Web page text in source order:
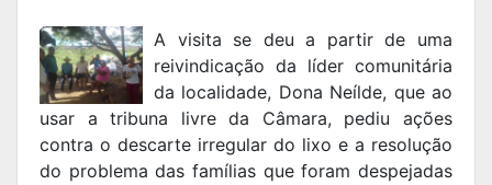
A visita se deu a partir de uma
reivindicação da líder comunitária
da localidade, Dona Neílde, que ao
usar a tribuna livre da Câmara, pediu ações
contra o descarte irregular do lixo e a resolução
do problema das famílias que foram despejadas